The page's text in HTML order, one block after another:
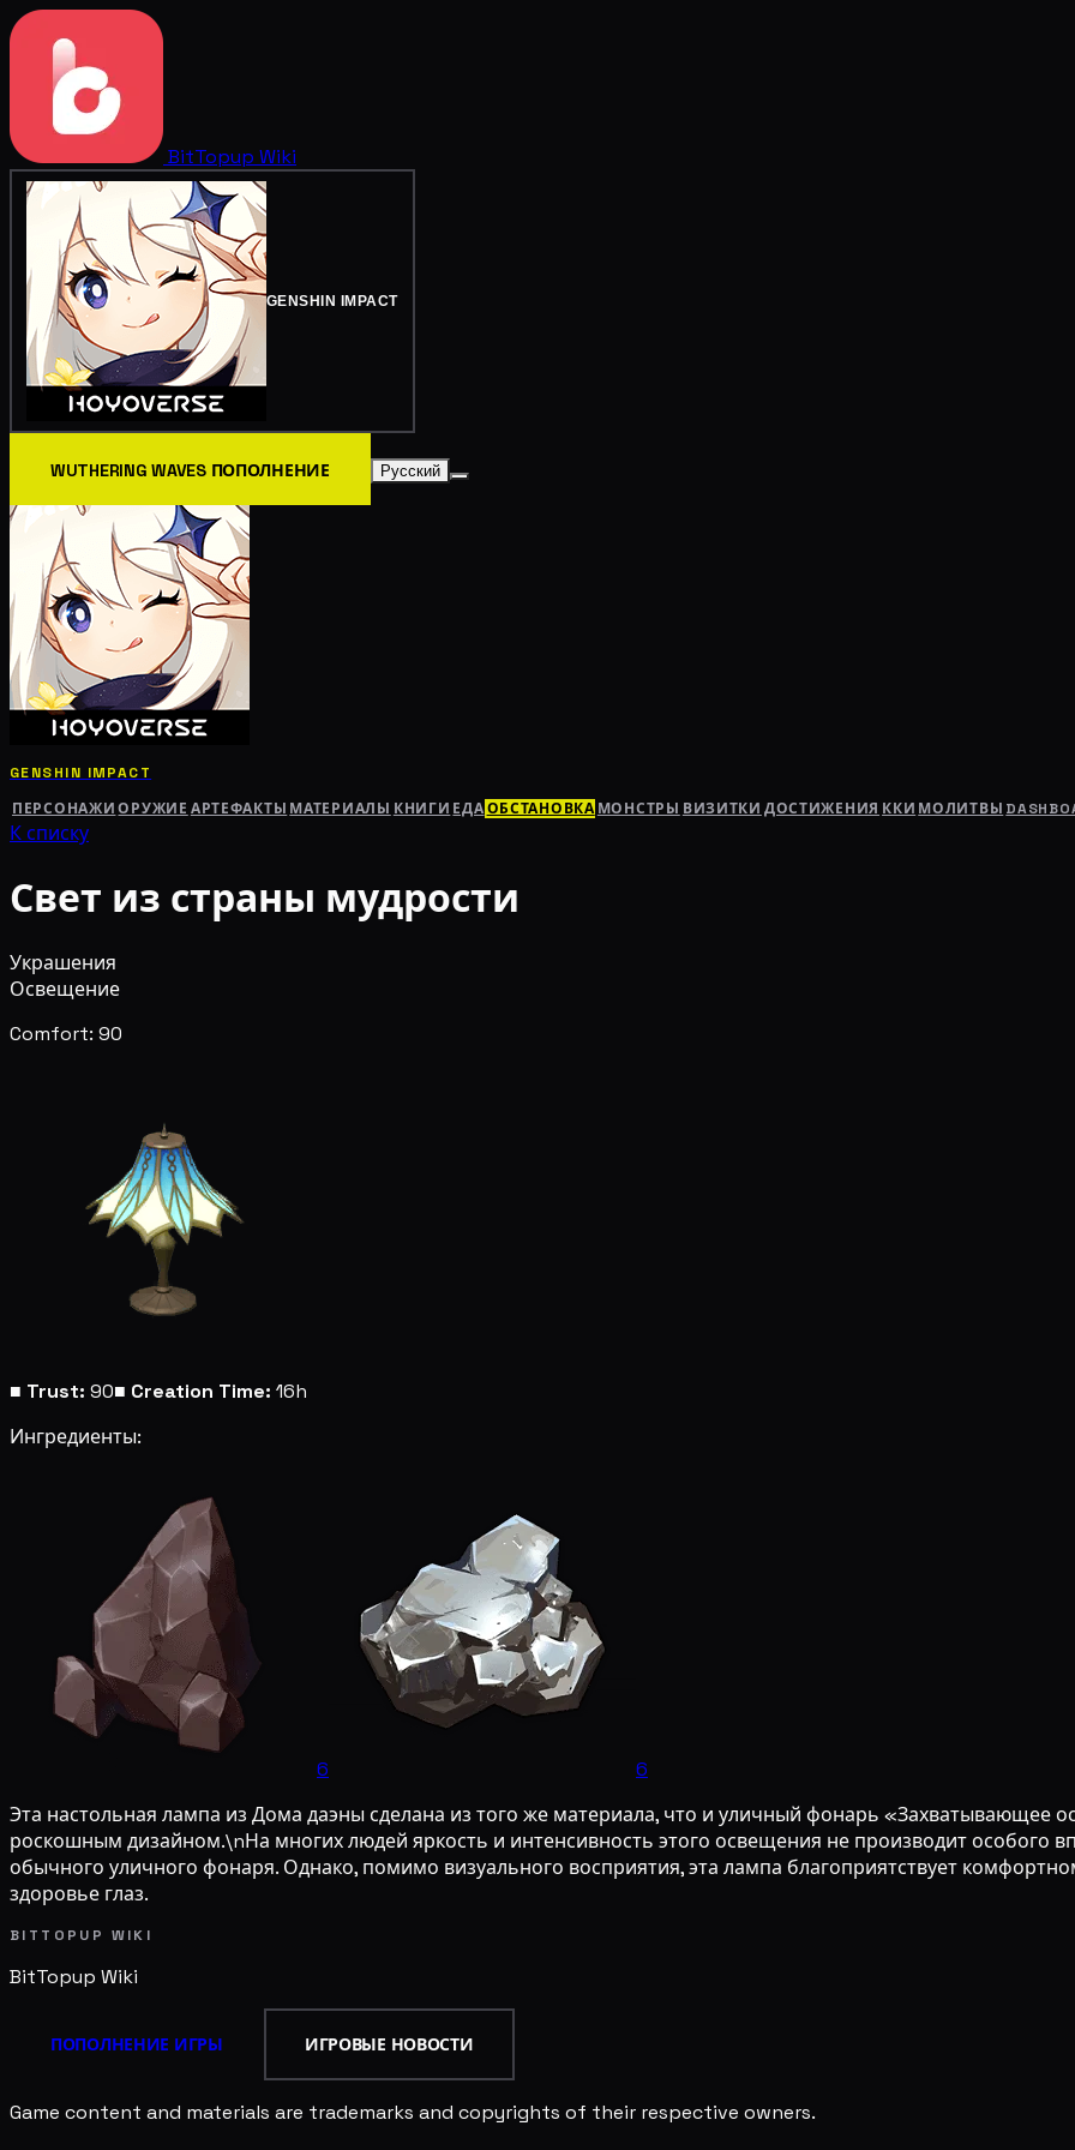
BitTopup Wiki
GENSHIN IMPACT
WUTHERING WAVES ПОПОЛНЕНИЕ Русский
GENSHIN IMPACT
ПЕРСОНАЖИ ОРУЖИЕ АРТЕФАКТЫ МАТЕРИАЛЫ КНИГИ ЕДАОБСТАНОВКА МОНСТРЫ ВИЗИТКИ ДОСТИЖЕНИЯ ККИ МОЛИТВЫ
К списку
Свет из страны мудрости
Украшения
Освещение
Comfort: 90
■ Trust: 90■ Creation Time: 16h
Ингредиенты:
6
6
Эта настольная лампа из Дома даэны сделана из того же материала, что и уличный фонарь «Захватывающее
роскошным дизайном.\nНа многих людей яркость и интенсивность этого освещения не производит особого
обычного уличного фонаря. Однако, помимо визуального восприятия, эта лампа благоприятствует
здоровье глаз.
BITTOPUP WIKI
BitTopup Wiki
ПОПОЛНЕНИЕ ИГРЫ ИГРОВЫЕ НОВОСТИ
Game content and materials are trademarks and copyrights of their respective owners.